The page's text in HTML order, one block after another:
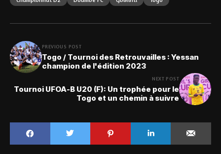
PREVIOUS POST
Togo / Tournoi des Retrouvailles : Yessan
champion de l'édition 2023
NEXT POST
Tournoi UFOA-B U20 (F): Un trophée pour le
Togo et un chemin à suivre